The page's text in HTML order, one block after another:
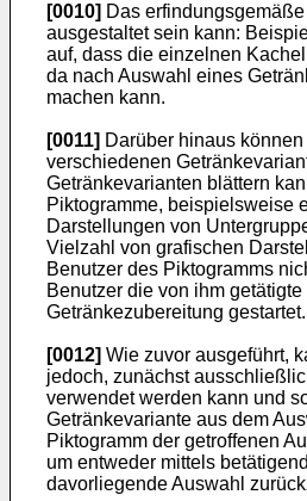
[0010] Das
ausgestaltet sein kann:
auf, dass die einzelnen
da nach Auswahl eines
machen kann.
[0011] Darüber hinaus
verschiedenen
Getränkevarianten blättern
Piktogramme, beispielsweise
Darstellungen von
Vielzahl von grafischen
Benutzer des Piktogramms
Benutzer die von ihm
Getränkezubereitung gestartet.
[0012] Wie zuvor ausgeführt,
jedoch, zunächst
verwendet werden kann und
Getränkevariante aus dem
Piktogramm der getroffenen
um entweder mittels
davorliegende Auswahl